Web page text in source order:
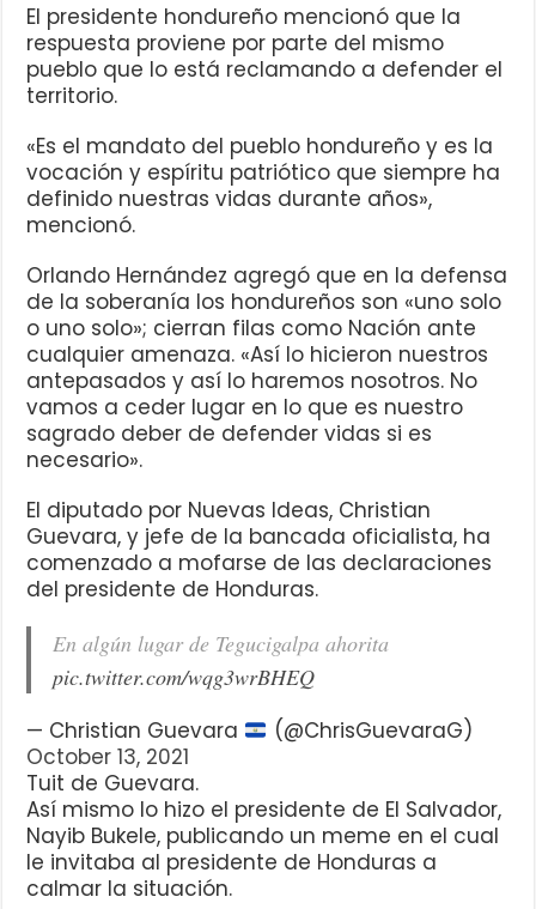
El presidente hondureño mencionó que la
respuesta proviene por parte del mismo
pueblo que lo está reclamando a defender el
territorio.
«Es el mandato del pueblo hondureño y es la
vocación y espíritu patriótico que siempre ha
definido nuestras vidas durante años»,
mencionó.
Orlando Hernández agregó que en la defensa
de la soberanía los hondureños son «uno solo
o uno solo»; cierran filas como Nación ante
cualquier amenaza. «Así lo hicieron nuestros
antepasados y así lo haremos nosotros. No
vamos a ceder lugar en lo que es nuestro
sagrado deber de defender vidas si es
necesario».
El diputado por Nuevas Ideas, Christian
Guevara, y jefe de la bancada oficialista, ha
comenzado a mofarse de las declaraciones
del presidente de Honduras.
En algún lugar de Tegucigalpa ahorita
pic.twitter.com/wqg3wrBHEQ
— Christian Guevara
(@ChrisGuevaraG)
October 13, 2021
Tuit de Guevara.
Así mismo lo hizo el presidente de El Salvador,
Nayib Bukele, publicando un meme en el cual
le invitaba al presidente de Honduras a
calmar la situación.